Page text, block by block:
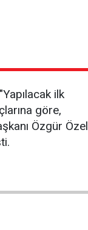
ilk
göre,
Özgür Özel